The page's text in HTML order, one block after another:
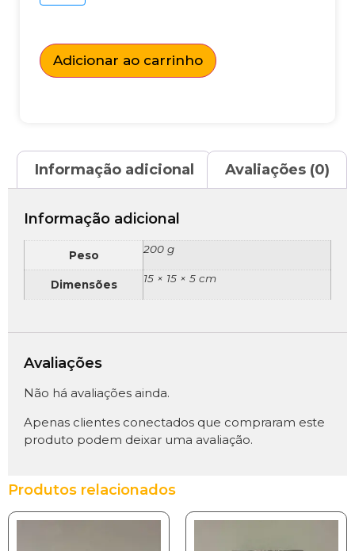
Adicionar ao carrinho
Informação adicional Avaliações (0)
Informação adicional
Peso 200 g
Dimensões 15 × 15 × 5 cm
Avaliações
Não há avaliações ainda.
Apenas clientes conectados que compraram este
produto podem deixar uma avaliação.
Produtos relacionados